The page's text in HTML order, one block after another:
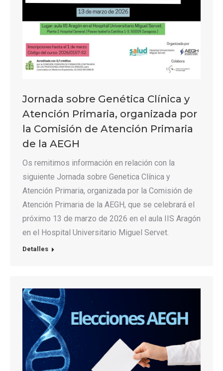
Jornada sobre Genética Clínica y
Atención Primaria, organizada por
la Comisión de Atención Primaria
de la AEGH
Os remitimos información en relación con la
siguiente Jornada sobre Genetica Clínica y
Atención Primaria, organizada por la Comisión de
Atención Primaria de la AEGH, que se celebrará el
próximo 13 de marzo de 2026 en el aula IIS Aragón
en el Hospital Universitario Miguel Servet.
Detalles